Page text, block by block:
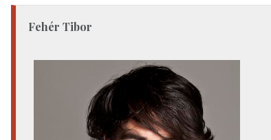
Fehér Tibor